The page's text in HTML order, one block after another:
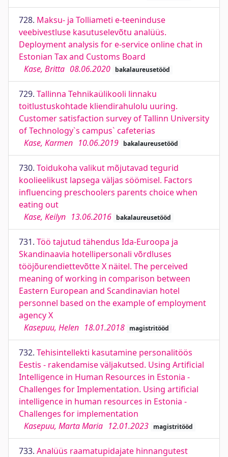
728. Maksu- ja Tolliameti e-teeninduse
veebivestluse kasutuselevõtu analüüs.
Deployment analysis for e-service online chat in
Estonian Tax and Customs Board
Kase, Britta 08.06.2020 bakalaureusetööd
729. Tallinna Tehnikaülikooli linnaku
toitlustuskohtade kliendirahulolu uuring.
Customer satisfaction survey of Tallinn University
of Technology`s campus` cafeterias
Kase, Karmen 10.06.2019 bakalaureusetööd
730. Toidukoha valikut mõjutavad tegurid
koolieelikust lapsega väljas söömisel. Factors
influencing preschoolers parents choice when
eating out
Kase, Keilyn 13.06.2016 bakalaureusetööd
731. Töö tajutud tähendus Ida-Euroopa ja
Skandinaavia hotellipersonali võrdluses
tööjõurendiettevõtte X näitel. The perceived
meaning of working in comparison between
Eastern European and Scandinavian hotel
personnel based on the example of employment
agency X
Kasepuu, Helen 18.01.2018 magistritööd
732. Tehisintellekti kasutamine personalitöös
Eestis - rakendamise väljakutsed. Using Artificial
Intelligence in Human Resources in Estonia -
Challenges for Implementation. Using artificial
intelligence in human resources in Estonia -
Challenges for implementation
Kasepuu, Marta Maria 12.01.2023 magistritööd
733. Analüüs raamatupidajate hinnangutest